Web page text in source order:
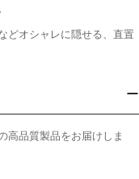
どオシャレに隠せる、直置
高品質製品をお届けしま